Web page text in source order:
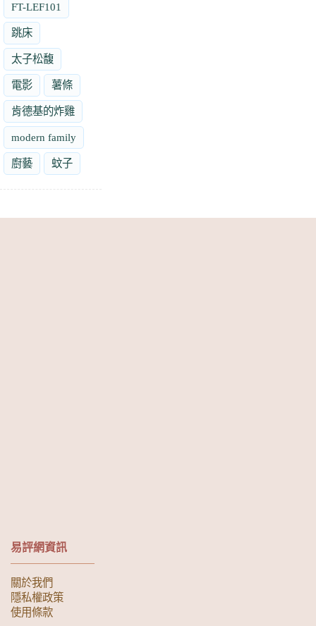
FT-LEF101
跳床
太子松馥
電影 薯條
肯德基的炸雞
modern family
廚藝 蚊子
易評網資訊
關於我們
隱私權政策
使用條款